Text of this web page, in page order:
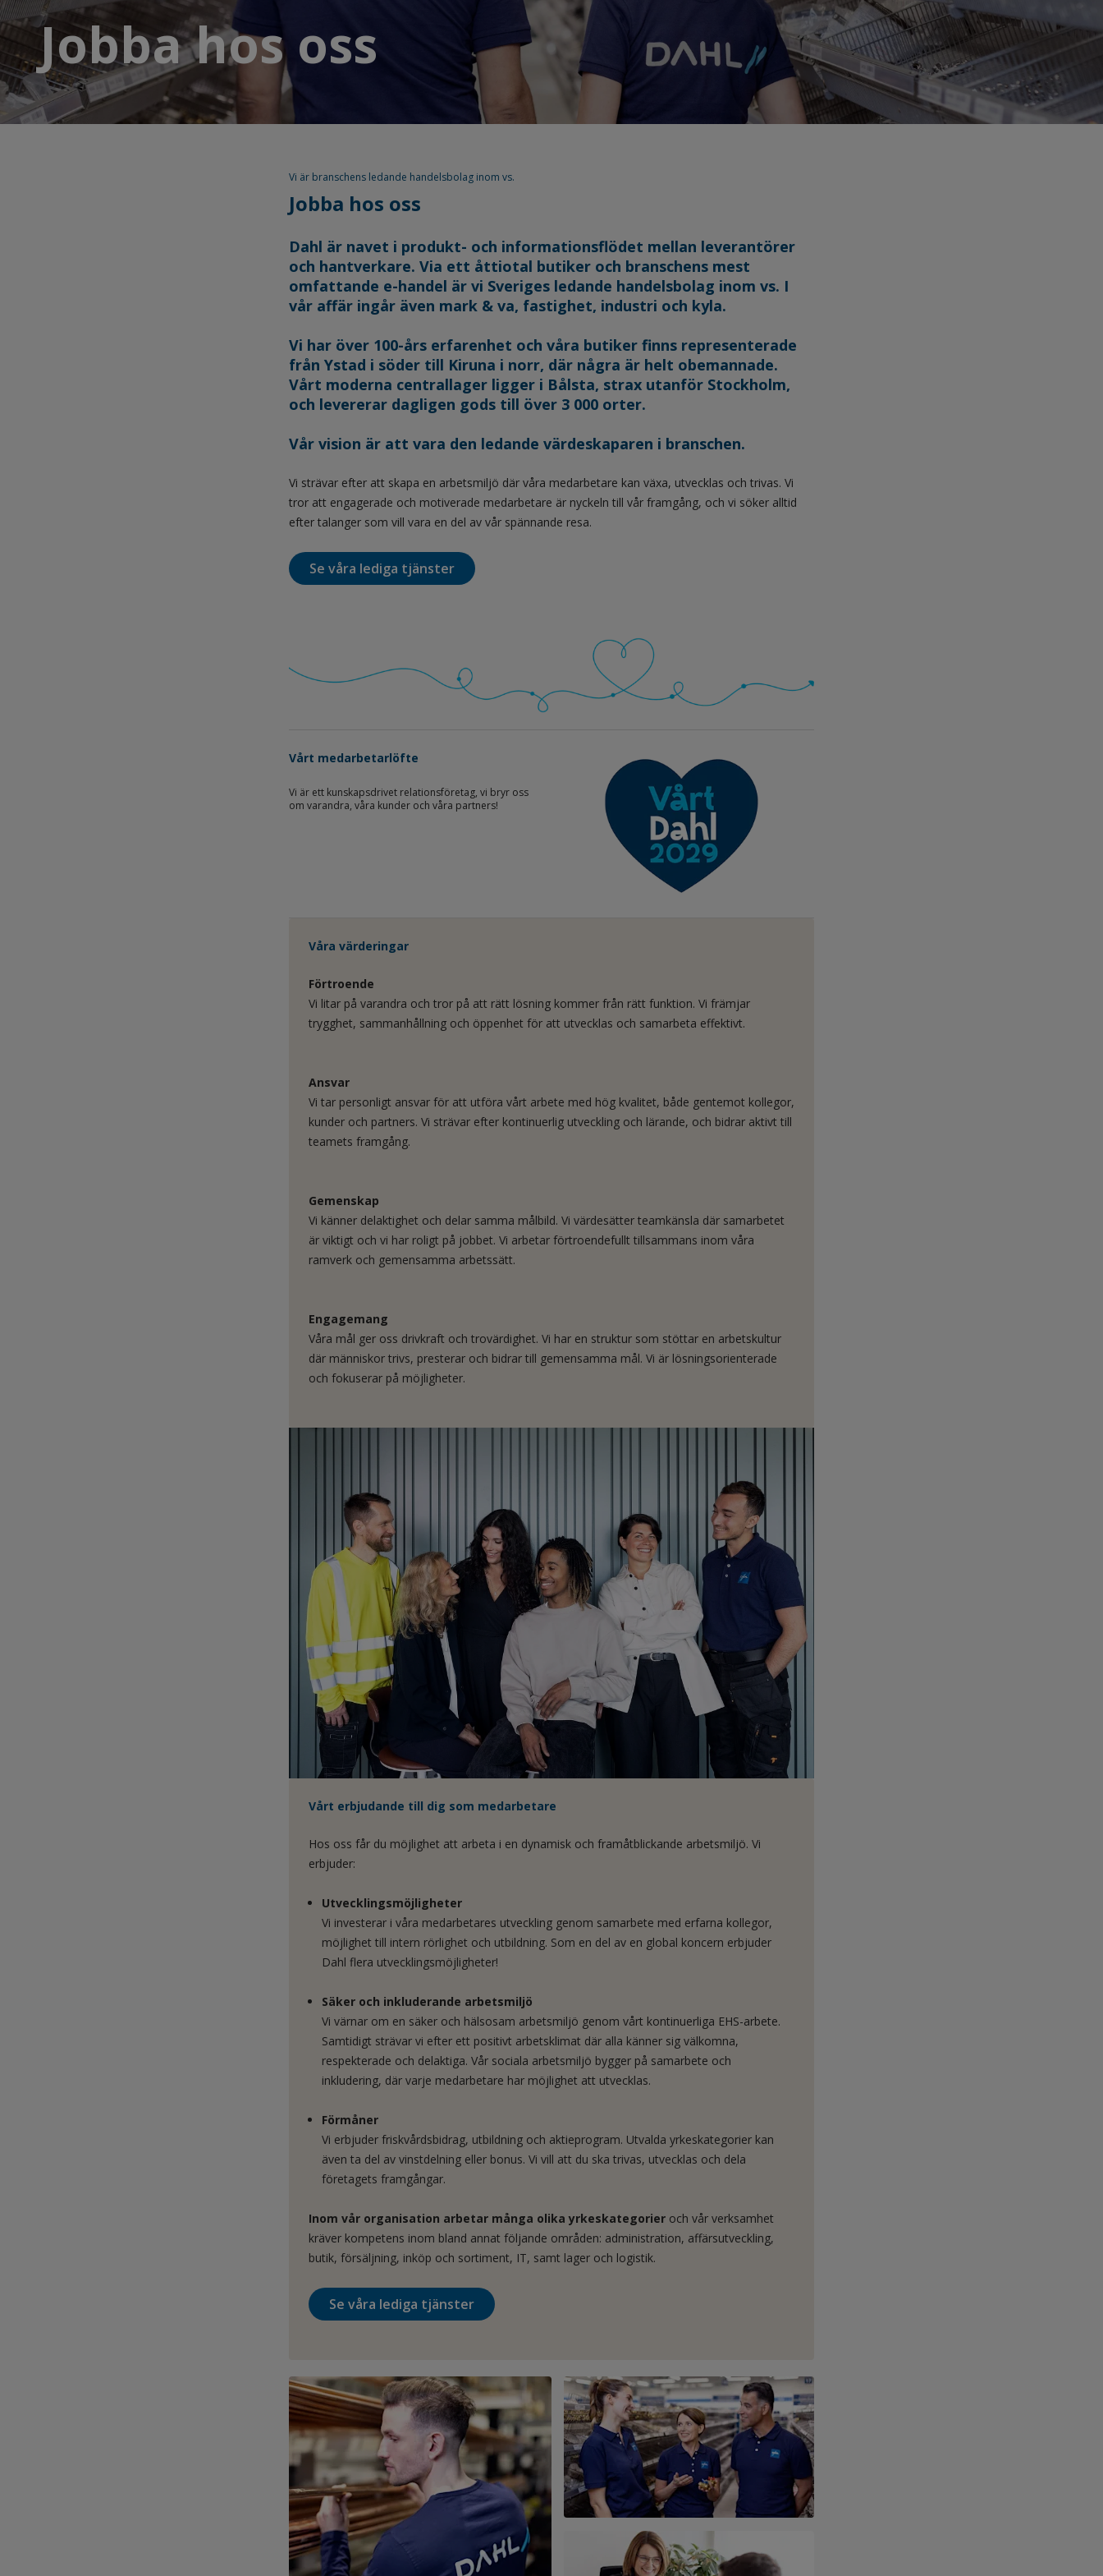
Jobba hos oss
Vi är branschens ledande handelsbolag inom vs.
Jobba hos oss
Dahl är navet i produkt- och informationsflödet mellan leverantörer
och hantverkare. Via ett åttiotal butiker och branschens mest
omfattande e-handel är vi Sveriges ledande handelsbolag inom vs. I
vår affär ingår även mark & va, fastighet, industri och kyla.
Vi har över 100-års erfarenhet och våra butiker finns representerade
från Ystad i söder till Kiruna i norr, där några är helt obemannade.
Vårt moderna centrallager ligger i Bålsta, strax utanför Stockholm,
och levererar dagligen gods till över 3 000 orter.
Vår vision är att vara den ledande värdeskaparen i branschen.
Vi strävar efter att skapa en arbetsmiljö där våra medarbetare kan växa, utvecklas och trivas. Vi
tror att engagerade och motiverade medarbetare är nyckeln till vår framgång, och vi söker alltid
efter talanger som vill vara en del av vår spännande resa.
Se våra lediga tjänster
Vårt medarbetarlöfte
Vi är ett kunskapsdrivet relationsföretag, vi bryr oss
om varandra, våra kunder och våra partners!
Våra värderingar
Förtroende
Vi litar på varandra och tror på att rätt lösning kommer från rätt funktion. Vi främjar
trygghet, sammanhållning och öppenhet för att utvecklas och samarbeta effektivt.
Ansvar
Vi tar personligt ansvar för att utföra vårt arbete med hög kvalitet, både gentemot kollegor,
kunder och partners. Vi strävar efter kontinuerlig utveckling och lärande, och bidrar aktivt till
teamets framgång.
Gemenskap
Vi känner delaktighet och delar samma målbild. Vi värdesätter teamkänsla där samarbetet
är viktigt och vi har roligt på jobbet. Vi arbetar förtroendefullt tillsammans inom våra
ramverk och gemensamma arbetssätt.
Engagemang
Våra mål ger oss drivkraft och trovärdighet. Vi har en struktur som stöttar en arbetskultur
där människor trivs, presterar och bidrar till gemensamma mål. Vi är lösningsorienterade
och fokuserar på möjligheter.
Vårt erbjudande till dig som medarbetare
Hos oss får du möjlighet att arbeta i en dynamisk och framåtblickande arbetsmiljö. Vi
erbjuder:
Utvecklingsmöjligheter
Vi investerar i våra medarbetares utveckling genom samarbete med erfarna kollegor,
möjlighet till intern rörlighet och utbildning. Som en del av en global koncern erbjuder
Dahl flera utvecklingsmöjligheter!
Säker och inkluderande arbetsmiljö
Vi värnar om en säker och hälsosam arbetsmiljö genom vårt kontinuerliga EHS-arbete.
Samtidigt strävar vi efter ett positivt arbetsklimat där alla känner sig välkomna,
respekterade och delaktiga. Vår sociala arbetsmiljö bygger på samarbete och
inkludering, där varje medarbetare har möjlighet att utvecklas.
Förmåner
Vi erbjuder friskvårdsbidrag, utbildning och aktieprogram. Utvalda yrkeskategorier kan
även ta del av vinstdelning eller bonus. Vi vill att du ska trivas, utvecklas och dela
företagets framgångar.
Inom vår organisation arbetar många olika yrkeskategorier och vår verksamhet
kräver kompetens inom bland annat följande områden: administration, affärsutveckling,
butik, försäljning, inköp och sortiment, IT, samt lager och logistik.
Se våra lediga tjänster